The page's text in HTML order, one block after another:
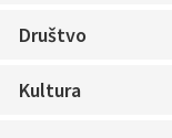
Društvo
Kultura